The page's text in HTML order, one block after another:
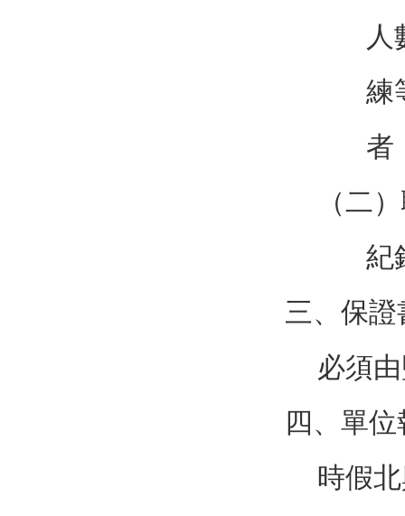
人
練
者
（二
紀
三、保
必須
四、單
時假